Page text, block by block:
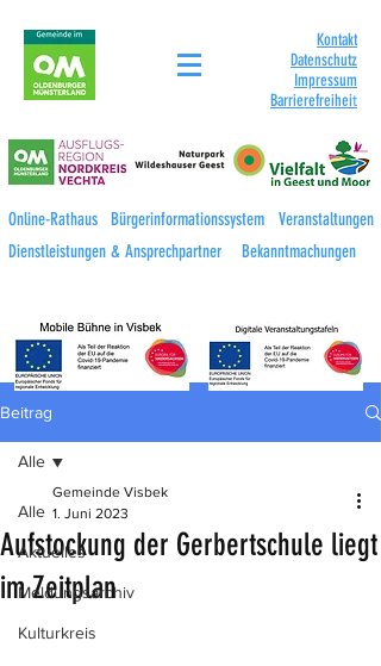
Kontakt
Datenschutz
Impressum
Barrierefreiheit
Online-Rathaus Bürgerinformationssystem
Veranstaltungen
Dienstleistungen & Ansprechpartner
Bekanntmachungen
Beitrag
Alle
Aktuelles
Meldungsarchiv
Kulturkreis
Alle
Aufstockung der Gerbertschule liegt
im Zeitplan
Gemeinde Visbek
1. Juni 2023